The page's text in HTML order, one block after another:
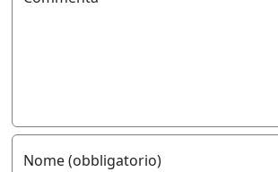
Nome (obbligatorio)